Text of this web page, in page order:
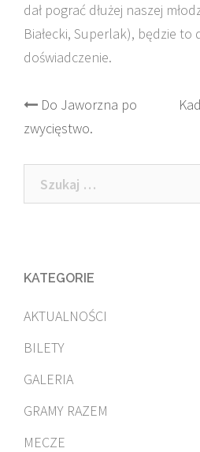
dał pograć dłużej naszej
Białecki, Superlak), będzie
doświadczenie.
Post
navigation
Do Jaworzna po
zwycięstwo.
Szukaj:
KATEGORIE
AKTUALNOŚCI
BILETY
GALERIA
GRAMY RAZEM
MECZE